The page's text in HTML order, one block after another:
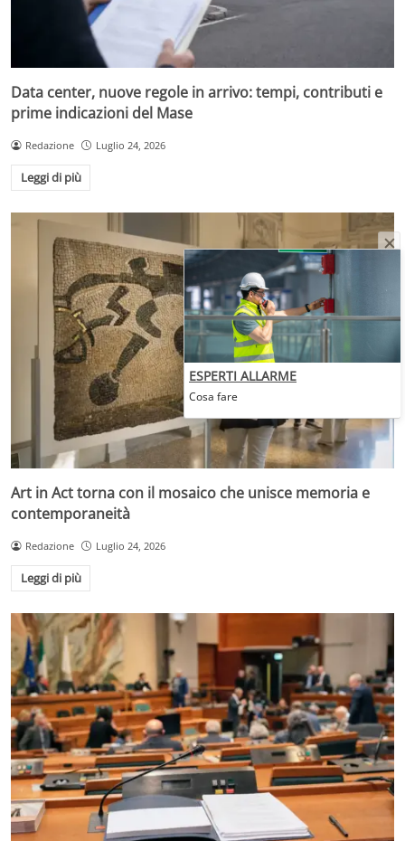
Data center, nuove regole in arrivo: tempi, contributi e
prime indicazioni del Mase
Redazione Luglio 24, 2026
Leggi di più
Art in Act torna con il mosaico che unisce memoria e
contemporaneità
Redazione Luglio 24, 2026
Leggi di più
ESPERTI ALLARME
Cosa fare